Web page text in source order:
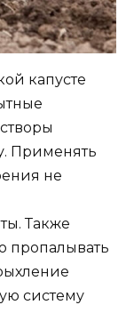
капусте
Применять
не
Также
пропалывать
систему